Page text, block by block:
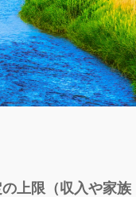
上限（収入や家族